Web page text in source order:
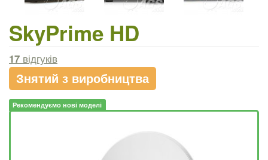
SkyPrime HD
17 відгуків
Знятий з виробництва
Рекомендуємо нові моделі